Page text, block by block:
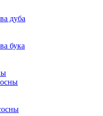
дуба
бука